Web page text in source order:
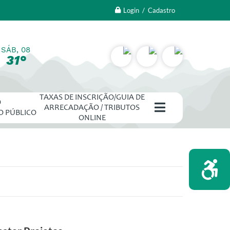
Login / Cadastro
SÁB, 08
31°
PÚBLICO
TAXAS DE INSCRIÇÃO/GUIA DE
ARRECADAÇÃO / TRIBUTOS
ONLINE